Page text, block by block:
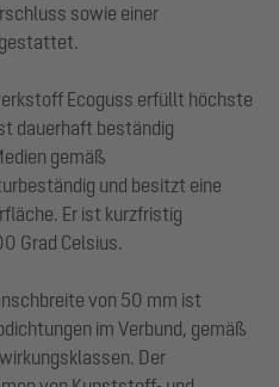
sowie einer
Ecoguss erfüllt höchste
dauerhaft beständig
gemäß
und besitzt eine
Er ist kurzfristig
Grad Celsius.
von 50 mm ist
im Verbund, gemäß
Der